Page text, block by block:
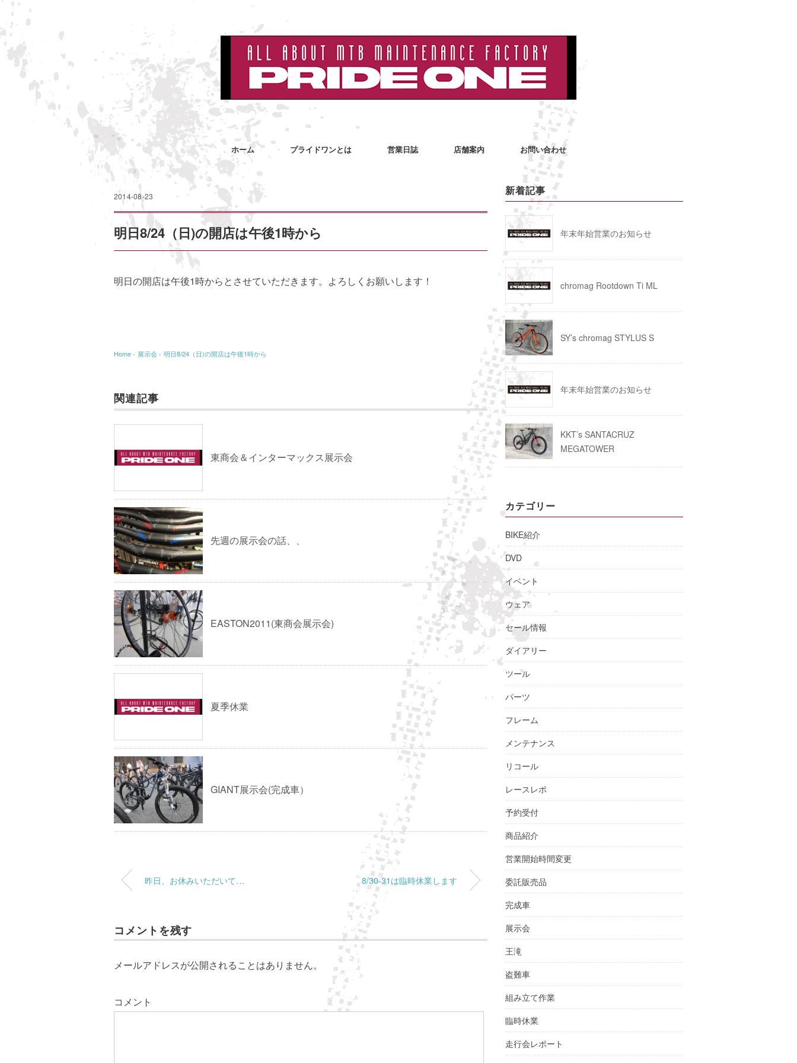
ホーム プライドワンとは 営業日誌 店舗案内 お問い合わせ
2014-08-23
明日8/24（日)の開店は午後1時から
明日の開店は午後1時からとさせていただきます。よろしくお願いします！
Home › 展示会 › 明日8/24（日)の開店は午後1時から
関連記事
東商会＆インターマックス展示会
先週の展示会の話、、
EASTON2011(東商会展示会)
夏季休業
GIANT展示会(完成車）
昨日、お休みいただいて… 8/30-31は臨時休業します
コメントを残す
メールアドレスが公開されることはありません。
コメント
新着記事
年末年始営業のお知らせ
chromag Rootdown Ti ML
SY’s chromag STYLUS S
年末年始営業のお知らせ
KKT’s SANTACRUZ
MEGATOWER
カテゴリー
BIKE紹介
DVD
イベント
ウェア
セール情報
ダイアリー
ツール
パーツ
フレーム
メンテナンス
リコール
レースレポ
予約受付
商品紹介
営業開始時間変更
委託販売品
完成車
展示会
王滝
盗難車
組み立て作業
臨時休業
走行会レポート